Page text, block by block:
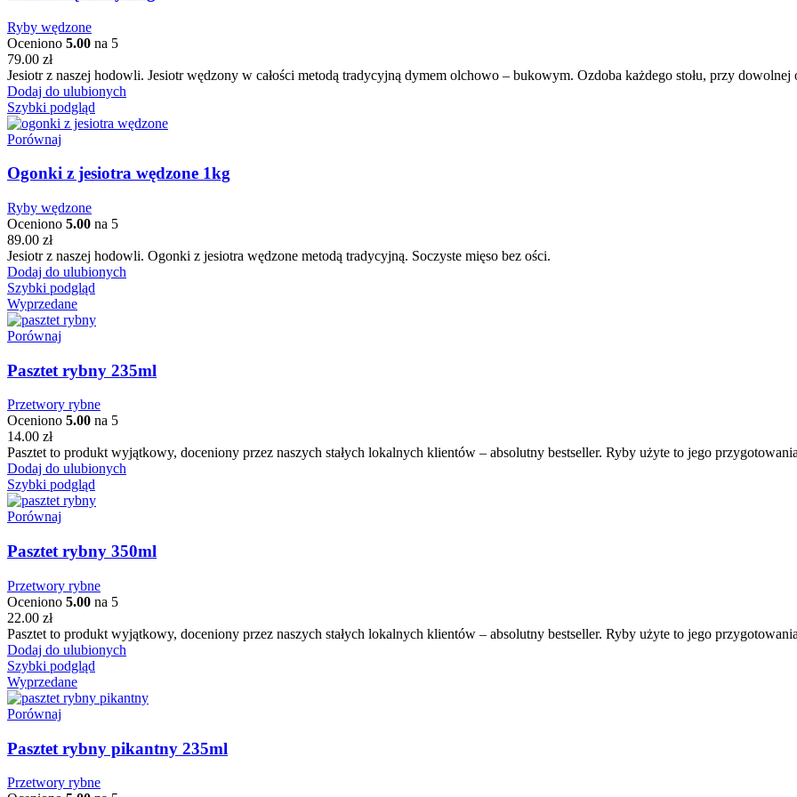
Ryby wędzone
Oceniono 5.00 na 5
79.00 zł
Jesiotr z naszej hodowli. Jesiotr wędzony w całości metodą tradycyjną dymem olchowo – bukowym. Ozdoba każdego stołu, przy dowolnej
Dodaj do ulubionych
Szybki podgląd
Porównaj
Ogonki z jesiotra wędzone 1kg
Ryby wędzone
Oceniono 5.00 na 5
89.00 zł
Jesiotr z naszej hodowli. Ogonki z jesiotra wędzone metodą tradycyjną. Soczyste mięso bez ości.
Dodaj do ulubionych
Szybki podgląd
Wyprzedane
Porównaj
Pasztet rybny 235ml
Przetwory rybne
Oceniono 5.00 na 5
14.00 zł
Pasztet to produkt wyjątkowy, doceniony przez naszych stałych lokalnych klientów – absolutny bestseller. Ryby użyte to jego
Dodaj do ulubionych
Szybki podgląd
Porównaj
Pasztet rybny 350ml
Przetwory rybne
Oceniono 5.00 na 5
22.00 zł
Pasztet to produkt wyjątkowy, doceniony przez naszych stałych lokalnych klientów – absolutny bestseller. Ryby użyte to jego
Dodaj do ulubionych
Szybki podgląd
Wyprzedane
Porównaj
Pasztet rybny pikantny 235ml
Przetwory rybne